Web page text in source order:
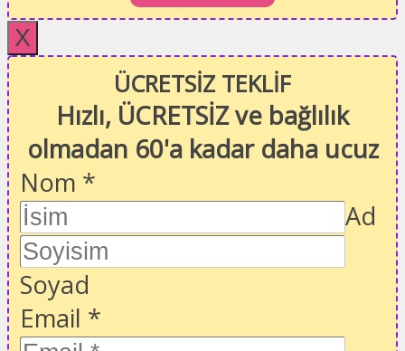
X
ÜCRETSİZ TEKLİF
Hızlı, ÜCRETSİZ ve bağlılık
olmadan 60'a kadar daha ucuz
Nom *
Ad
Soyad
Email *